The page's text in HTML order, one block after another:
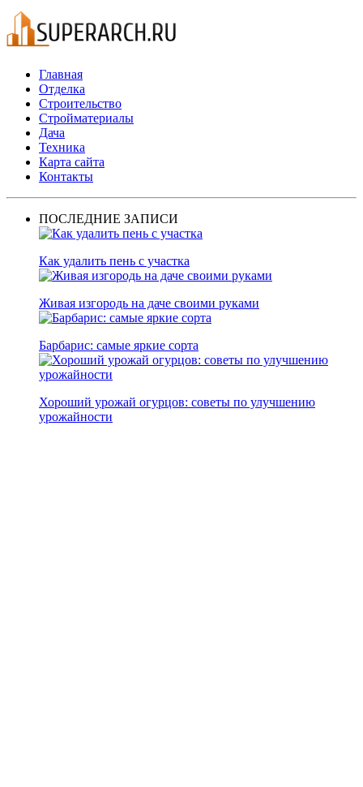
Главная
Отделка
Строительство
Стройматериалы
Дача
Техника
Карта сайта
Контакты
ПОСЛЕДНИЕ ЗАПИСИ
Как удалить пень с участка
Живая изгородь на даче своими руками
Барбарис: самые яркие сорта
Хороший урожай огурцов: советы по улучшению
урожайности